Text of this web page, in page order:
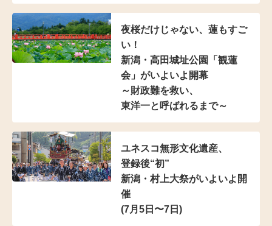
夜桜だけじゃない、蓮もすご
い！
新潟・高田城址公園「観蓮
会」がいよいよ開幕
～財政難を救い、
東洋一と呼ばれるまで～
ユネスコ無形文化遺産、
登録後“初”
新潟・村上大祭がいよいよ開
催
(7月5日〜7日)